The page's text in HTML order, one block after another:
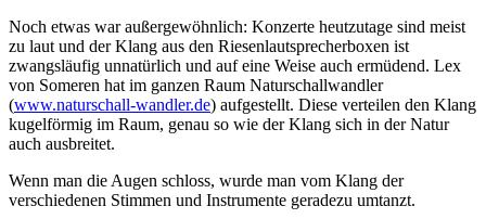
Noch etwas war außergewöhnlich: Konzerte heutzutage sind meist
zu laut und der Klang aus den Riesenlautsprecherboxen ist
zwangsläufig unnatürlich und auf eine Weise auch ermüdend. Lex
von Someren hat im ganzen Raum Naturschallwandler
(www.naturschall-wandler.de) aufgestellt. Diese verteilen den Klang
kugelförmig im Raum, genau so wie der Klang sich in der Natur
auch ausbreitet.
Wenn man die Augen schloss, wurde man vom Klang der
verschiedenen Stimmen und Instrumente geradezu umtanzt.